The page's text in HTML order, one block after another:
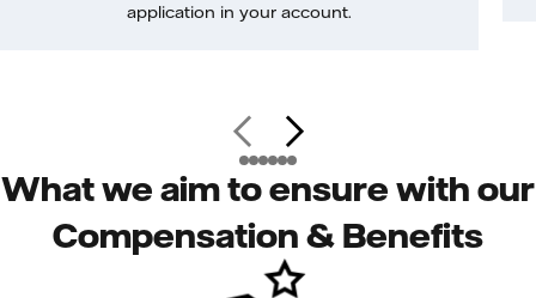
application in your account.
What we aim to ensure with our
Compensation & Benefits